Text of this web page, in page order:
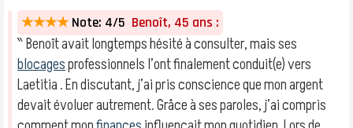
★★★★ Note: 4/5 Benoît, 45 ans :
‶ Benoît avait longtemps hésité à consulter, mais ses
blocagesprofessionnels l’ont finalement conduit(e) vers
Laetitia . En discutant, j’ai pris conscience que mon argent
devait évoluer autrement. Grâce à ses paroles, j’ai compris